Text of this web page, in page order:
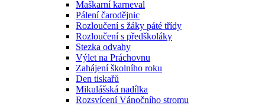
Maškarní karneval
Pálení čarodějnic
Rozloučení s žáky páté třídy
Rozloučení s předškoláky
Stezka odvahy
Výlet na Práchovnu
Zahájení školního roku
Den tiskařů
Mikulášská nadílka
Rozsvícení Vánočního stromu